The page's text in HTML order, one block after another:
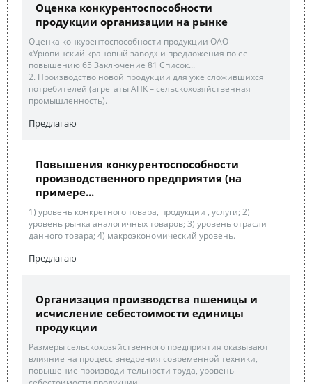
Оценка конкурентоспособности
продукции организации на рынке
Оценка конкурентоспособности продукции ОАО
«Урюпинский крановый завод» и предложения по ее
повышению 65 Заключение 81 Список...
2. Производство новой продукции для уже сложившихся
потребителей (агрегаты АПК – сельскохозяйственная
промышленность).
Предлагаю
Повышения конкурентоспособности
производственного предприятия (на
примере...
1) уровень конкретного товара, продукции , услуги; 2)
уровень рынка аналогичных товаров; 3) уровень отрасли
данного товара; 4) макроэкономический уровень.
Предлагаю
Организация производства пшеницы и
исчисление себестоимости единицы
продукции
Размеры сельскохозяйственного предприятия оказывают
влияние на процесс внедрения современной техники,
повышение производи-тельности труда, уровень